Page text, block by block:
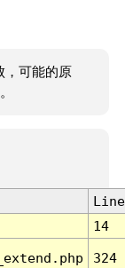
，可能的原
Line
14
324